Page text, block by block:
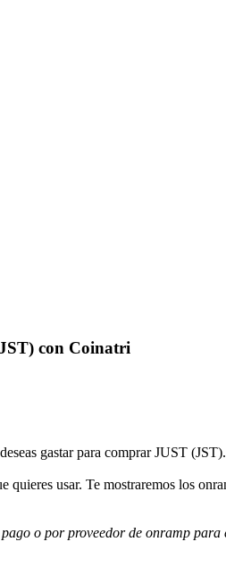
con Coinatri
gastar para comprar JUST (JST).
quieres usar. Te mostraremos los
o por proveedor de onramp para